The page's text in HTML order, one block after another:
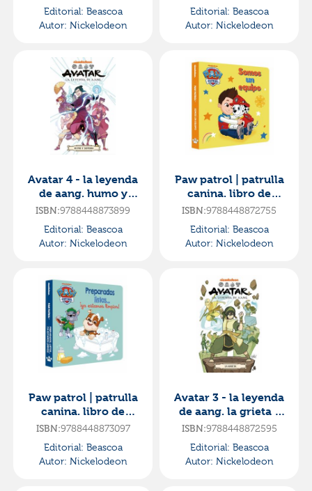
Editorial: Beascoa
Autor: Nickelodeon
Editorial: Beascoa
Autor: Nickelodeon
Avatar 4 - la leyenda
de aang. humo y
sombra - edición en
ISBN:9788448873899
Editorial: Beascoa
Autor: Nickelodeon
Paw patrol | patrulla
canina. libro de
cartón - somos un
ISBN:9788448872755
Editorial: Beascoa
Autor: Nickelodeon
Paw patrol | patrulla
canina. libro de
cartón - preparados,
ISBN:9788448873097
Editorial: Beascoa
Autor: Nickelodeon
Avatar 3 - la leyenda
de aang. la grieta -
edición en español
ISBN:9788448872595
Editorial: Beascoa
Autor: Nickelodeon